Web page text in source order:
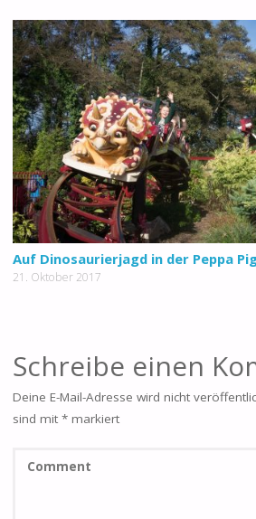
Auf Dinosaurierjagd in der Peppa
21. Oktober 2017
Schreibe einen
Deine E-Mail-Adresse wird nicht
sind mit *markiert